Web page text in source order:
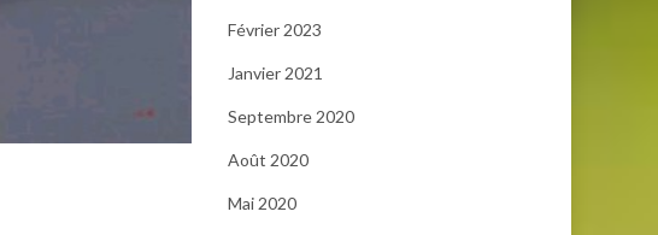
Février 2023
Janvier 2021
Septembre 2020
Août 2020
Mai 2020